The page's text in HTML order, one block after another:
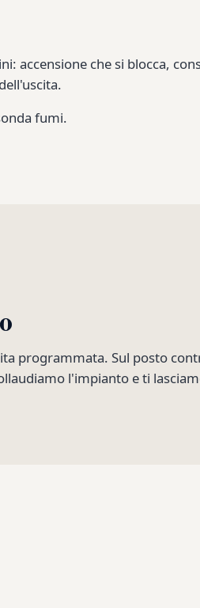
accensione che si blocca,
fumi.
programmata. Sul posto
l'impianto e ti